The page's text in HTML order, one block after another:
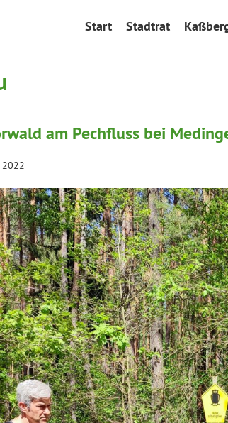
Start Stadtrat
am Pechfluss bei
2022